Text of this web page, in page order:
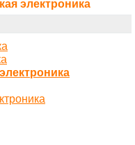
электроника